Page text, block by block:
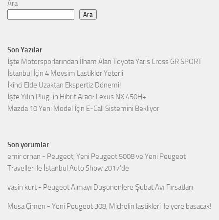
Ara
Ara
Son Yazılar
İşte Motorsporlarından İlham Alan Toyota Yaris Cross GR SPORT
İstanbul İçin 4 Mevsim Lastikler Yeterli
İkinci Elde Uzaktan Ekspertiz Dönemi!
İşte Yılın Plug-in Hibrit Aracı: Lexus NX 450H+
Mazda 10 Yeni Model İçin E-Call Sistemini Bekliyor
Son yorumlar
emir orhan - Peugeot, Yeni Peugeot 5008 ve Yeni Peugeot
Traveller ile İstanbul Auto Show 2017’de
yasin kurt - Peugeot Almayı Düşünenlere Şubat Ayı Fırsatları
Musa Çimen - Yeni Peugeot 308, Michelin lastikleri ile yere basacak!